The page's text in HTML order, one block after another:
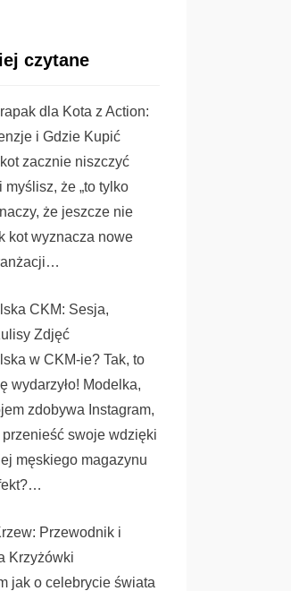
czytane
dla Kota z Action:
i Gdzie Kupić
zacznie niszczyć
myślisz, że „to tylko
że jeszcze nie
kot wyznacza nowe
CKM: Sesja,
Zdjęć
w CKM-ie? Tak, to
wydarzyło! Modelka,
zdobywa Instagram,
przenieść swoje wdzięki
męskiego magazynu
Przewodnik i
Krzyżówki
jak o celebrycie świata